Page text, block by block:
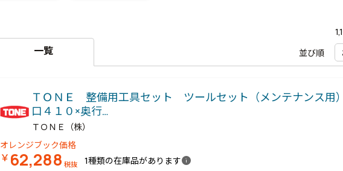
並び順
一覧
ＴＯＮＥ 整備用工具セット ツールセット（メンテナンス
口４１０×奥行…
ＴＯＮＥ（株）
オレンジブック価格
￥ 62,288 税抜 1種類の在庫品がありますinfo